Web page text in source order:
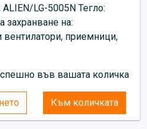
LG-5005N Тегло:
захранване на:
приемници,
във вашата количка
Към количката